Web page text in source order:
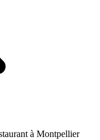
à Montpellier